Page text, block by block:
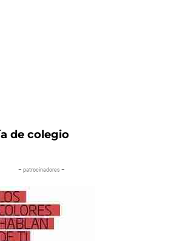
de colegio
– patrocinadores –